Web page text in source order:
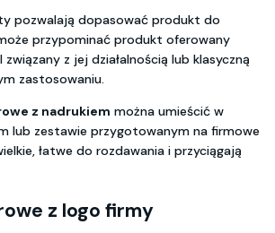
pozwalają dopasować produkt do
przypominać produkt oferowany
z jej działalnością lub klasyczną
zastosowaniu.
z nadrukiem można umieścić w
lub zestawie przygotowanym na firmowe
łatwe do rozdawania i przyciągają
z logo firmy